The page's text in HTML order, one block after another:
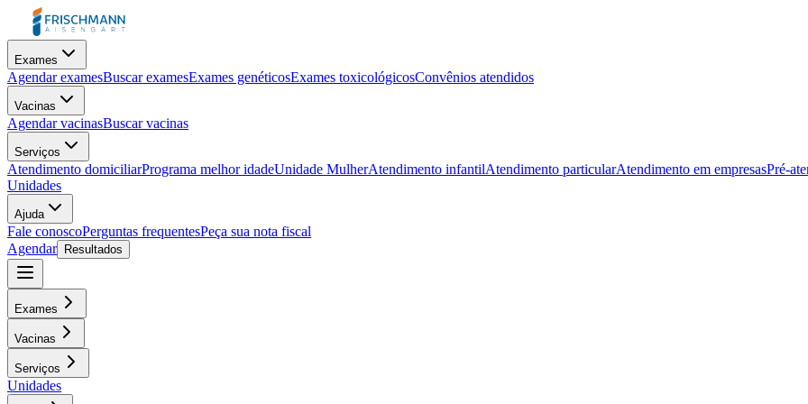
Exames
Agendar examesBuscar examesExames genéticosExames toxicológicosConvênios atendidos
Vacinas
Agendar vacinasBuscar vacinas
Serviços
Atendimento domiciliarPrograma melhor idadeUnidade MulherAtendimento infantilAtendimento particularAtendimento em empresasPré-
Unidades
Ajuda
Fale conoscoPerguntas frequentesPeça sua nota fiscal
Agendar
Resultados
Exames
Vacinas
Serviços
Unidades